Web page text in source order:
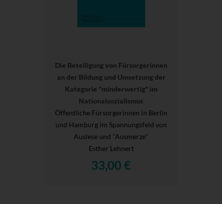
Die Beteiligung von Fürsorgerinnen
an der Bildung und Umsetzung der
Kategorie "minderwertig" im
Nationalsozialismus
Öffentliche Fürsorgerinnen in Berlin
und Hamburg im Spannungsfeld von
Auslese und "Ausmerze"
Esther Lehnert
33,00 €